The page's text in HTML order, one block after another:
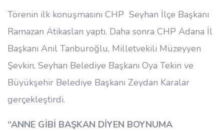
Törenin ilk konuşmasını CHP Seyhan İlçe Başkanı
Ramazan Atikaslan yaptı. Daha sonra CHP Adana İl
Başkanı Anıl Tanburoğlu, Milletvekili Müzeyyen
Şevkin, Seyhan Belediye Başkanı Oya Tekin ve
Büyükşehir Belediye Başkanı Zeydan Karalar
gerçekleştirdi.
“ANNE GİBİ BAŞKAN DİYEN BOYNUMA